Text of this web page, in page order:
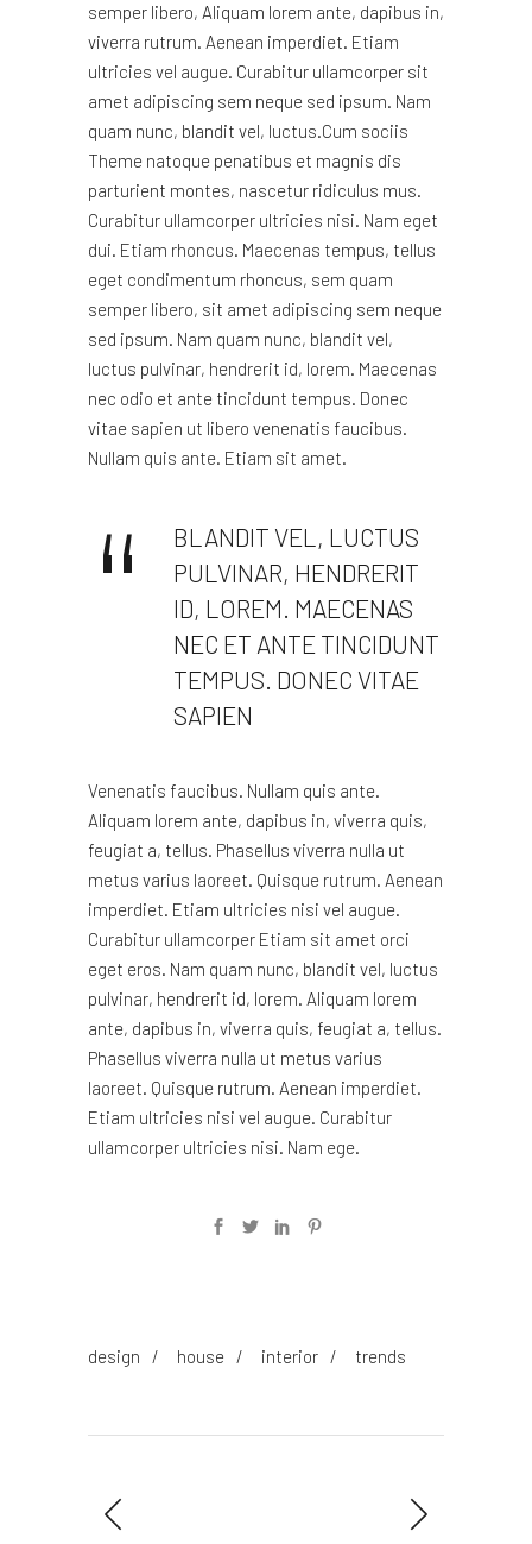
semper libero, Aliquam lorem ante, dapibus in,
viverra rutrum. Aenean imperdiet. Etiam
ultricies vel augue. Curabitur ullamcorper sit
amet adipiscing sem neque sed ipsum. Nam
quam nunc, blandit vel, luctus.Cum sociis
Theme natoque penatibus et magnis dis
parturient montes, nascetur ridiculus mus.
Curabitur ullamcorper ultricies nisi. Nam eget
dui. Etiam rhoncus. Maecenas tempus, tellus
eget condimentum rhoncus, sem quam
semper libero, sit amet adipiscing sem neque
sed ipsum. Nam quam nunc, blandit vel,
luctus pulvinar, hendrerit id, lorem. Maecenas
nec odio et ante tincidunt tempus. Donec
vitae sapien ut libero venenatis faucibus.
Nullam quis ante. Etiam sit amet.
BLANDIT VEL, LUCTUS
PULVINAR, HENDRERIT
ID, LOREM. MAECENAS
NEC ET ANTE TINCIDUNT
TEMPUS. DONEC VITAE
SAPIEN
Venenatis faucibus. Nullam quis ante.
Aliquam lorem ante, dapibus in, viverra quis,
feugiat a, tellus. Phasellus viverra nulla ut
metus varius laoreet. Quisque rutrum. Aenean
imperdiet. Etiam ultricies nisi vel augue.
Curabitur ullamcorper Etiam sit amet orci
eget eros. Nam quam nunc, blandit vel, luctus
pulvinar, hendrerit id, lorem. Aliquam lorem
ante, dapibus in, viverra quis, feugiat a, tellus.
Phasellus viverra nulla ut metus varius
laoreet. Quisque rutrum. Aenean imperdiet.
Etiam ultricies nisi vel augue. Curabitur
ullamcorper ultricies nisi. Nam ege.
design / house / interior / trends